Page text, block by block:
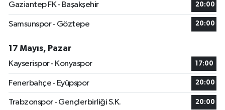
Gaziantep FK - Başakşehir 20:00
Samsunspor - Göztepe 20:00
17 Mayıs, Pazar
Kayserispor - Konyaspor
17:00
Fenerbahçe - Eyüpspor 20:00
Trabzonspor - Gençlerbirliği S.K. 20:00